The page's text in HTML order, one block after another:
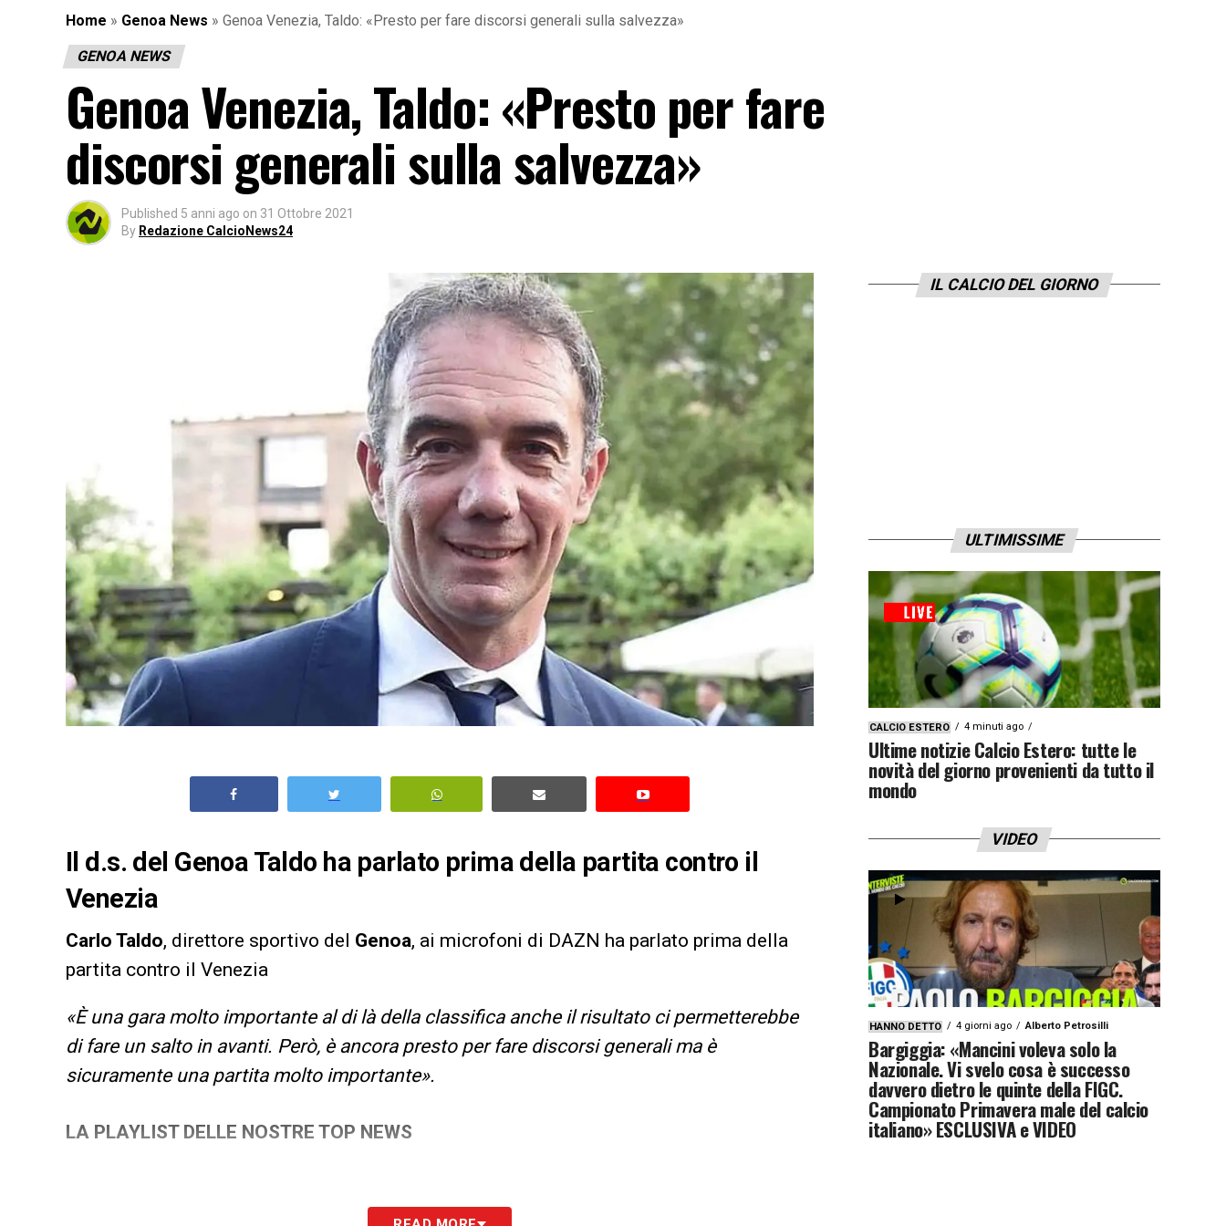
Home » Genoa News » Genoa Venezia, Taldo: «Presto per fare discorsi generali sulla salvezza»
GENOA NEWS
Genoa Venezia, Taldo: «Presto per fare
discorsi generali sulla salvezza»
Published 5 anni ago on 31 Ottobre 2021
By Redazione CalcioNews24
Il d.s. del Genoa Taldo ha parlato prima della partita contro il
Venezia
Carlo Taldo, direttore sportivo del Genoa, ai microfoni di DAZN ha parlato prima della
partita contro il Venezia
«È una gara molto importante al di là della classifica anche il risultato ci permetterebbe
di fare un salto in avanti. Però, è ancora presto per fare discorsi generali ma è
sicuramente una partita molto importante».
LA PLAYLIST DELLE NOSTRE TOP NEWS
IL CALCIO DEL GIORNO
ULTIMISSIME
CALCIO ESTERO 4 minuti ago
Ultime notizie Calcio Estero: tutte le
novità del giorno provenienti da tutto il
mondo
VIDEO
HANNO DETTO 4 giorni ago Alberto Petrosilli
Bargiggia: «Mancini voleva solo la
Nazionale. Vi svelo cosa è successo
davvero dietro le quinte della FIGC.
Campionato Primavera male del calcio
italiano» ESCLUSIVA e VIDEO